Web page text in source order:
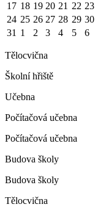
17 18 19 20 21 22 23
24 25 26 27 28 29 30
31 1 2 3 4 5 6
Tělocvična
Školní hřiště
Učebna
Počítačová učebna
Počítačová učebna
Budova školy
Budova školy
Tělocvična